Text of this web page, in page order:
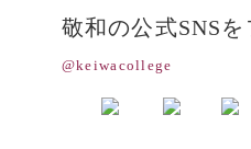
敬和の公式SNSを
@keiwacollege